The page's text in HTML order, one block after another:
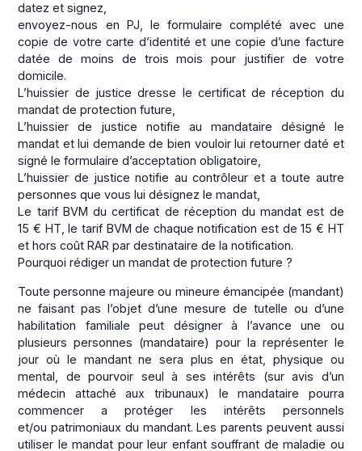
datez et signez,
envoyez-nous en PJ, le formulaire complété avec une
copie de votre carte d’identité et une copie d’une facture
datée de moins de trois mois pour justifier de votre
domicile.
L’huissier de justice dresse le certificat de réception du
mandat de protection future,
L’huissier de justice notifie au mandataire désigné le
mandat et lui demande de bien vouloir lui retourner daté et
signé le formulaire d’acceptation obligatoire,
L’huissier de justice notifie au contrôleur et a toute autre
personnes que vous lui désignez le mandat,
Le tarif BVM du certificat de réception du mandat est de
15 € HT, le tarif BVM de chaque notification est de 15 € HT
et hors coût RAR par destinataire de la notification.
Pourquoi rédiger un mandat de protection future ?
Toute personne majeure ou mineure émancipée (mandant)
ne faisant pas l’objet d’une mesure de tutelle ou d’une
habilitation familiale peut désigner à l’avance une ou
plusieurs personnes (mandataire) pour la représenter le
jour où le mandant ne sera plus en état, physique ou
mental, de pourvoir seul à ses intérêts (sur avis d’un
médecin attaché aux tribunaux) le mandataire pourra
commencer a protéger les intérêts personnels
et/ou patrimoniaux du mandant. Les parents peuvent aussi
utiliser le mandat pour leur enfant souffrant de maladie ou